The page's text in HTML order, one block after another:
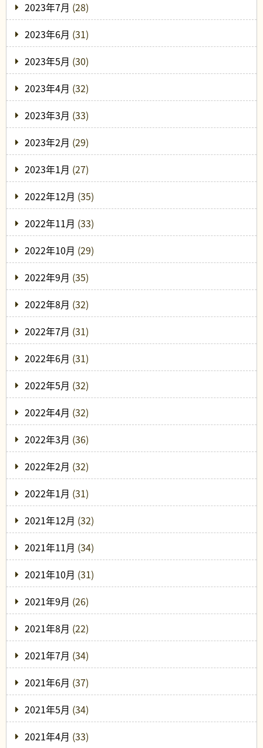
2023年7月 (28)
2023年6月 (31)
2023年5月 (30)
2023年4月 (32)
2023年3月 (33)
2023年2月 (29)
2023年1月 (27)
2022年12月 (35)
2022年11月 (33)
2022年10月 (29)
2022年9月 (35)
2022年8月 (32)
2022年7月 (31)
2022年6月 (31)
2022年5月 (32)
2022年4月 (32)
2022年3月 (36)
2022年2月 (32)
2022年1月 (31)
2021年12月 (32)
2021年11月 (34)
2021年10月 (31)
2021年9月 (26)
2021年8月 (22)
2021年7月 (34)
2021年6月 (37)
2021年5月 (34)
2021年4月 (33)